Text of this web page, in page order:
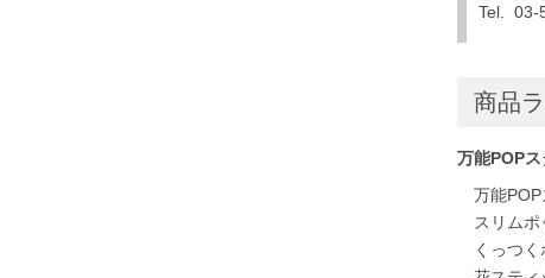
Tel. 03-
商品
万能POPス
万能POP
スリムポ
くっつ